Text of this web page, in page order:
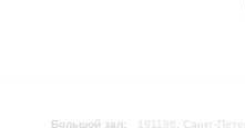
Большой зал:
191186, Санкт-